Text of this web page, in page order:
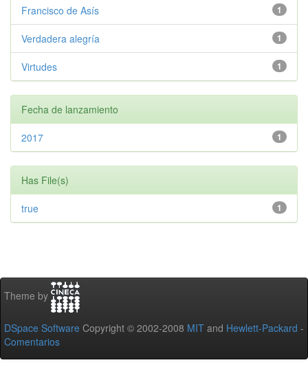
1
Francisco de Asís
1
Verdadera alegría
1
Virtudes
Fecha de lanzamiento
1
2017
Has File(s)
1
true
Theme by
DSpace Software Copyright © 2002-2008 MIT and Hewlett-Packard -
Comentarios